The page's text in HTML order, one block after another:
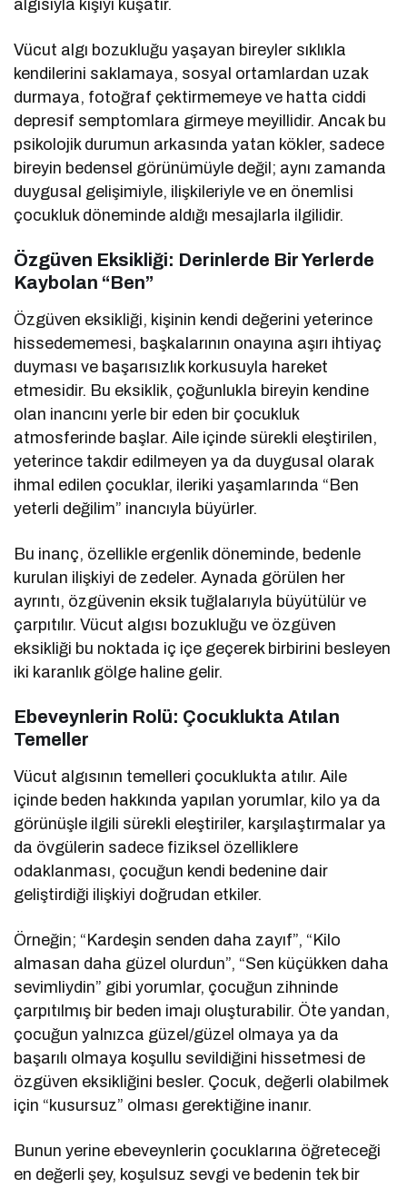
algısıyla kişiyi kuşatır.
Vücut algı bozukluğu yaşayan bireyler sıklıkla
kendilerini saklamaya, sosyal ortamlardan uzak
durmaya, fotoğraf çektirmemeye ve hatta ciddi
depresif semptomlara girmeye meyillidir. Ancak bu
psikolojik durumun arkasında yatan kökler, sadece
bireyin bedensel görünümüyle değil; aynı zamanda
duygusal gelişimiyle, ilişkileriyle ve en önemlisi
çocukluk döneminde aldığı mesajlarla ilgilidir.
Özgüven Eksikliği: Derinlerde Bir Yerlerde
Kaybolan “Ben”
Özgüven eksikliği, kişinin kendi değerini yeterince
hissedememesi, başkalarının onayına aşırı ihtiyaç
duyması ve başarısızlık korkusuyla hareket
etmesidir. Bu eksiklik, çoğunlukla bireyin kendine
olan inancını yerle bir eden bir çocukluk
atmosferinde başlar. Aile içinde sürekli eleştirilen,
yeterince takdir edilmeyen ya da duygusal olarak
ihmal edilen çocuklar, ileriki yaşamlarında “Ben
yeterli değilim” inancıyla büyürler.
Bu inanç, özellikle ergenlik döneminde, bedenle
kurulan ilişkiyi de zedeler. Aynada görülen her
ayrıntı, özgüvenin eksik tuğlalarıyla büyütülür ve
çarpıtılır. Vücut algısı bozukluğu ve özgüven
eksikliği bu noktada iç içe geçerek birbirini besleyen
iki karanlık gölge haline gelir.
Ebeveynlerin Rolü: Çocuklukta Atılan
Temeller
Vücut algısının temelleri çocuklukta atılır. Aile
içinde beden hakkında yapılan yorumlar, kilo ya da
görünüşle ilgili sürekli eleştiriler, karşılaştırmalar ya
da övgülerin sadece fiziksel özelliklere
odaklanması, çocuğun kendi bedenine dair
geliştirdiği ilişkiyi doğrudan etkiler.
Örneğin; “Kardeşin senden daha zayıf”, “Kilo
almasan daha güzel olurdun”, “Sen küçükken daha
sevimliydin” gibi yorumlar, çocuğun zihninde
çarpıtılmış bir beden imajı oluşturabilir. Öte yandan,
çocuğun yalnızca güzel/güzel olmaya ya da
başarılı olmaya koşullu sevildiğini hissetmesi de
özgüven eksikliğini besler. Çocuk, değerli olabilmek
için “kusursuz” olması gerektiğine inanır.
Bunun yerine ebeveynlerin çocuklarına öğreteceği
en değerli şey, koşulsuz sevgi ve bedenin tek bir